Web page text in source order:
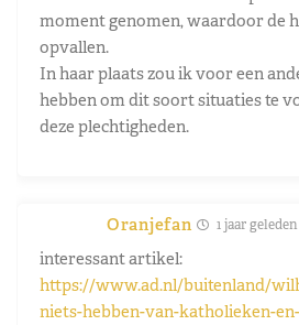
moment genomen, waardoor de
opvallen.
In haar plaats zou ik voor een
hebben om dit soort situaties te
deze plechtigheden.
Oranjefan 1 jaar geleden
interessant artikel:
https://www.ad.nl/buitenland/
niets-hebben-van-katholieken-